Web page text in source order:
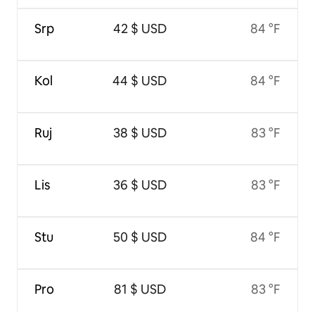
Srp
Kol
Ruj
Lis
Stu
Pro
42 $ USD
44 $ USD
38 $ USD
36 $ USD
50 $ USD
81 $ USD
84 °F
84 °F
83 °F
83 °F
84 °F
83 °F